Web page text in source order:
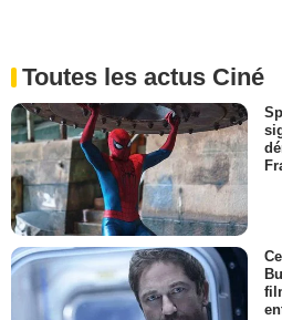
Toutes les actus Ciné